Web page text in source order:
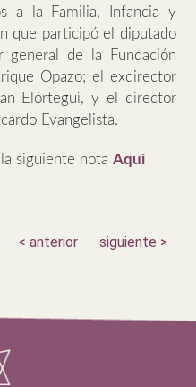
a la Familia, Infancia y
que participó el diputado
general de la Fundación
Opazo; el exdirector
Elórtegui, y el director
Evangelista.
siguiente notaAquí
< anterior siguiente >